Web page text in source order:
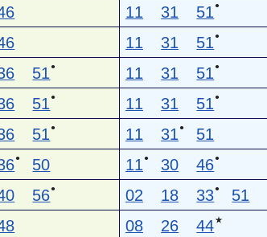
11 31 51 ●
11 31 51 ●
51 ● 11 31 51 ●
51 ● 11 31 51 ●
51 ● 11 31 ● 51
● 50 11 ● 30 46●
56● 02 18 33● 51
08 26 44★